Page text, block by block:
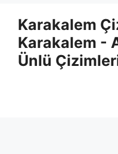
content
Karakalem
Karakalem -
Ünlü